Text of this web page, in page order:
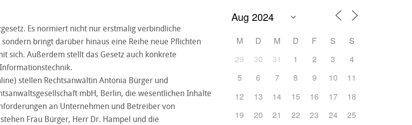
Es normiert nicht nur erstmalig verbindliche
bringt darüber hinaus eine Reihe neue Pflichten
sich. Außerdem stellt das Gesetz auch konkrete
stellen Rechtsanwältin Antonia Bürger und
mbH, Berlin, die wesentlichen Inhalte
an Unternehmen und Betreiber von
Frau Bürger, Herr Dr. Hampel und die
M D M D F S
S
29
30 31 1 2 3
4
5
6 7 8 9 10
11
12
13 14 15 16 17
18
19
20 21 22 23 24
25